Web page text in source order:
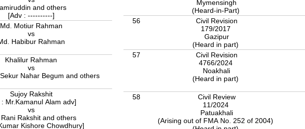
and others
[Adv : ----------]
Md. Motiur Rahman
vs
Habibur Rahman
Khalilur Rahman
vs
Nahar Begum and others
Sujoy Rakshit
: Mr.Kamanul Alam adv]
vs
Rakshit and others
Kishore Chowdhury]
Mymensingh
(Heard-in-Part)
56
Civil Revision
179/2017
Gazipur
(Heard in part)
57
Civil Revision
4766/2024
Noakhali
(Heard in part)
58
Civil Review
11/2024
Patuakhali
(Arising out of FMA No. 252 of 2004)